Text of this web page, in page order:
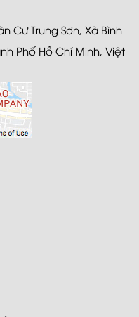
Cư Trung Sơn, Xã Bình
Phố Hồ Chí Minh, Việt